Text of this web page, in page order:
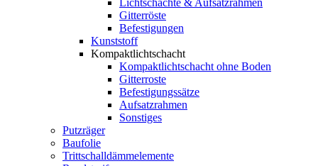
Lichtschächte & Aufsatzrahmen
Gitterröste
Befestigungen
Kunststoff
Kompaktlichtschacht
Kompaktlichtschacht ohne Boden
Gitterroste
Befestigungssätze
Aufsatzrahmen
Sonstiges
Putzräger
Baufolie
Trittschalldämmelemente